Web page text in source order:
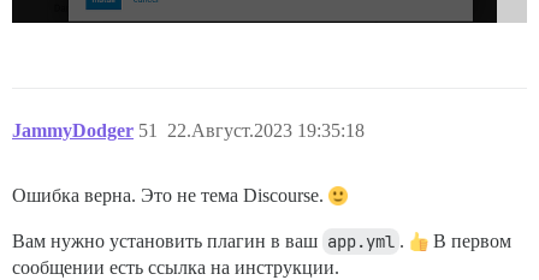
JammyDodger 22.Август.2023 19:35:18
51
Ошибка верна. Это не тема Discourse.
Вам нужно установить плагин в ваш app.yml .
В первом
сообщении есть ссылка на инструкции.